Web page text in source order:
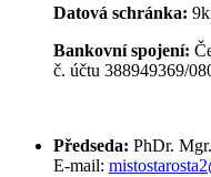
Datová schránka:
Bankovní spojení:
č. účtu 388949369/
Předseda: PhDr.
E-mail: